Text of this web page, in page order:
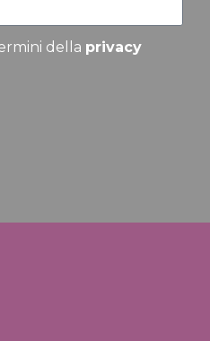
della privacy